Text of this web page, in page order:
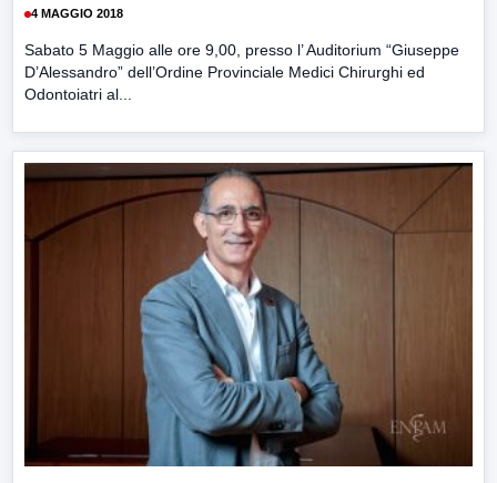
4 MAGGIO 2018
Sabato 5 Maggio alle ore 9,00, presso l’ Auditorium “Giuseppe
D’Alessandro” dell’Ordine Provinciale Medici Chirurghi ed
Odontoiatri al...